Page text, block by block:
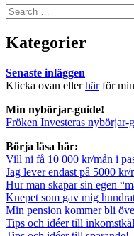
Search
for:
Kategorier
Senaste inläggen
Klicka ovan ellerhärför
Min nybörjar-guide!
Fröken Investeras nybörjar-
Börja läsa här:
Vill ni få 10 000 kr/mån i
Jag lever endast på 5000 kr/
Hur man skapar sin egen
Knepet som gav mig
Min pension kommer bli
Tips och idéer till